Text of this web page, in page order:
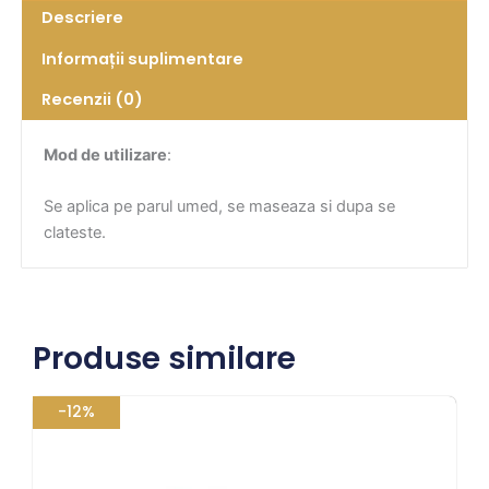
Descriere
Informații suplimentare
Recenzii (0)
Mod de utilizare:
Se aplica pe parul umed, se maseaza si dupa se
clateste.
Produse similare
-12%